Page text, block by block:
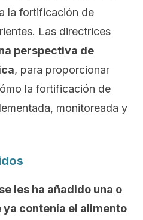
la fortificación de
. Las directrices
perspectiva de
, para proporcionar
la fortificación de
monitoreada y
se les ha añadido una o
contenía el alimento